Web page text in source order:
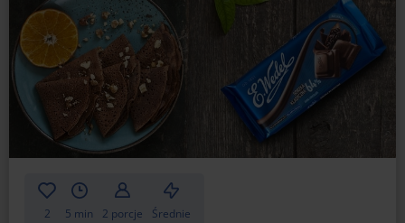
2 5 min 2 porcje Średnie